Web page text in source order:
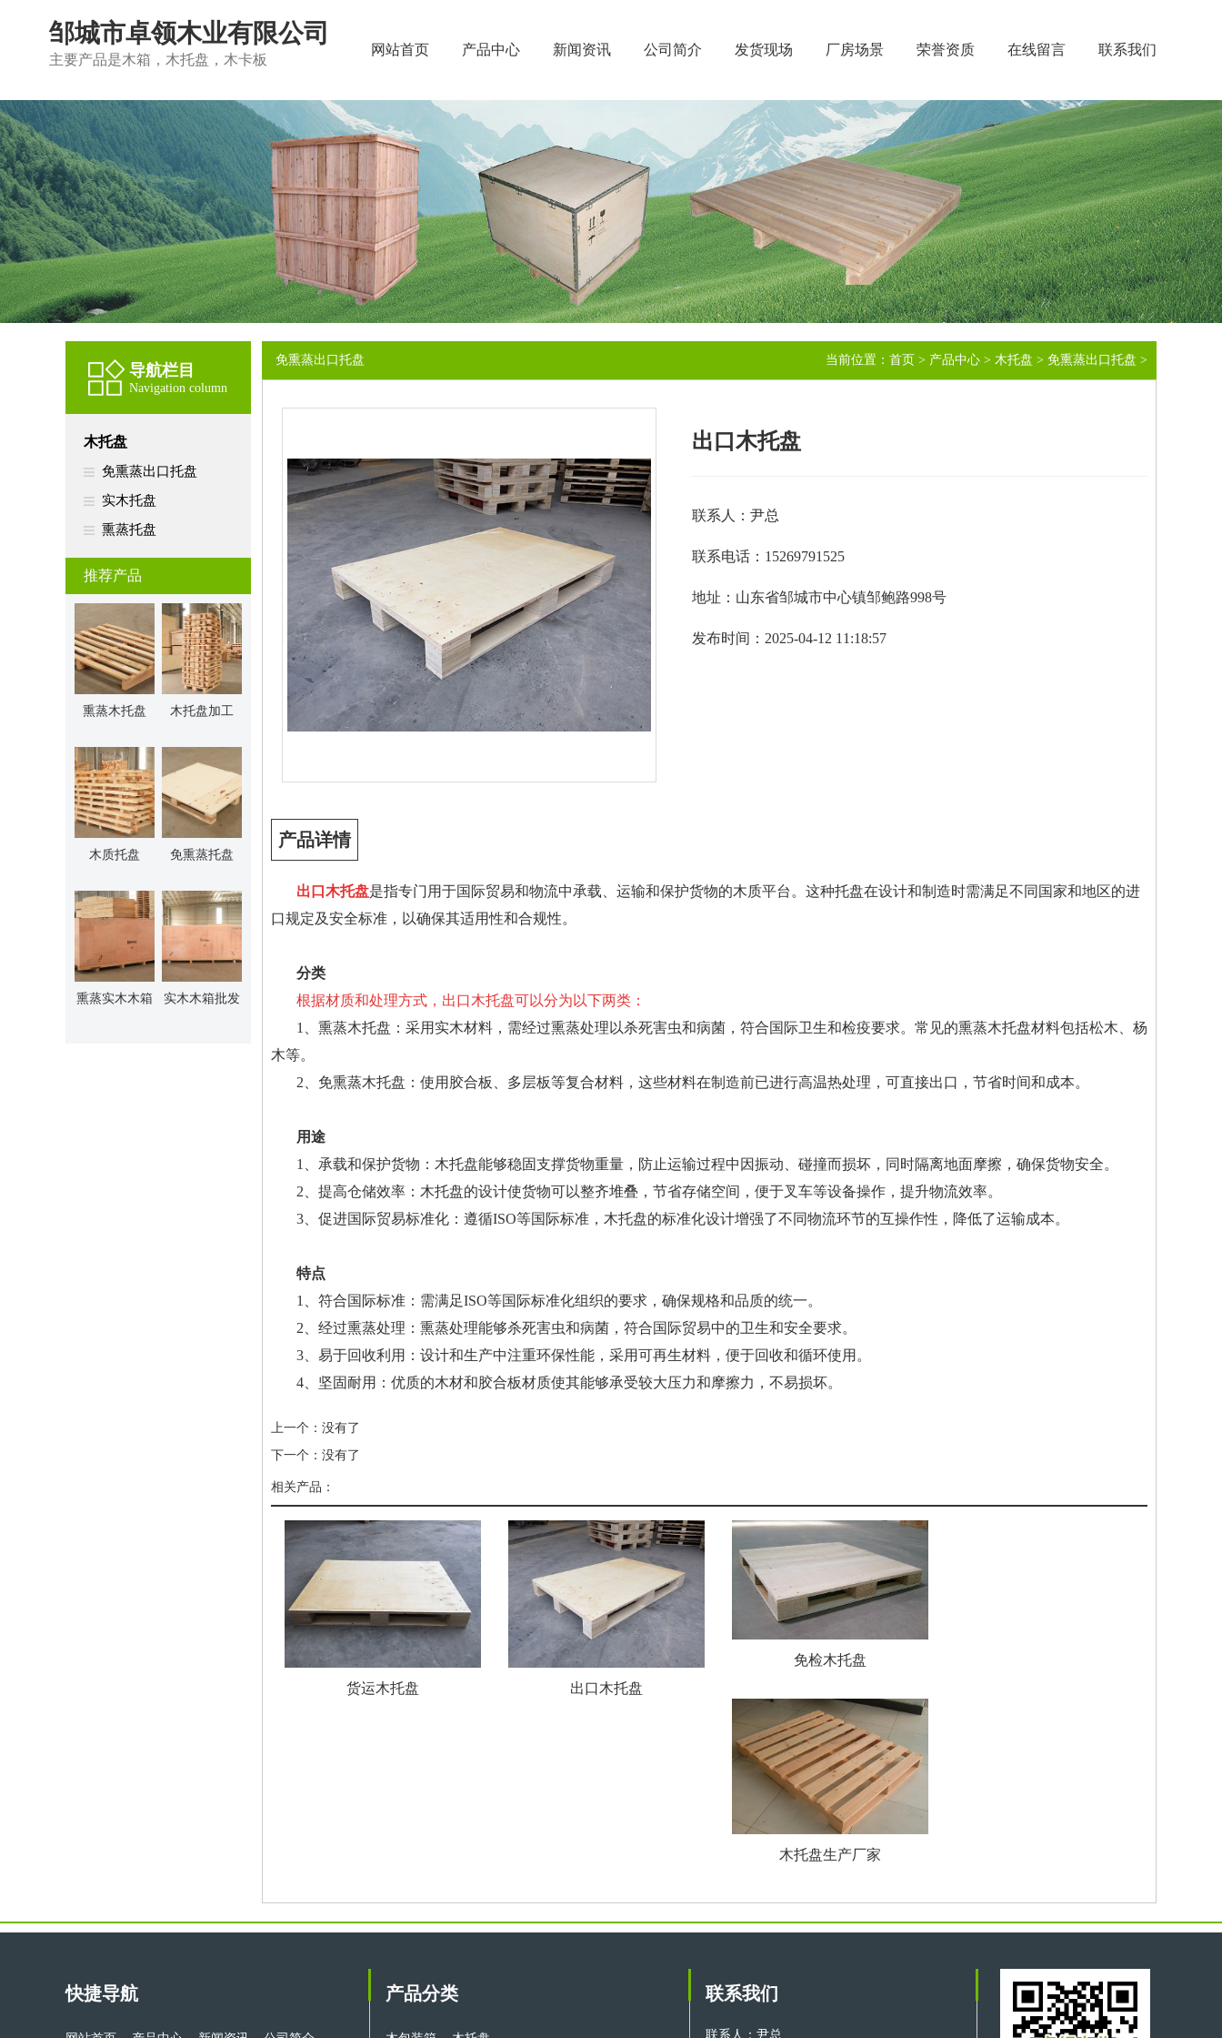
邹城市卓领木业有限公司
主要产品是木箱，木托盘，木卡板
网站首页 产品中心 新闻资讯 公司简介 发货现场 厂房场景 荣誉资质 在线留言 联系我们
导航栏目
Navigation column
木托盘
免熏蒸出口托盘
实木托盘
熏蒸托盘
推荐产品
熏蒸木托盘 木托盘加工
木质托盘 免熏蒸托盘
熏蒸实木木箱 实木木箱批发
当前位置： 首页 > 产品中心 > 木托盘 > 免熏蒸出口托盘 >
免熏蒸出口托盘
出口木托盘
联系人：尹总
联系电话：15269791525
地址：山东省邹城市中心镇邹鲍路998号
发布时间：2025-04-12 11:18:57
产品详情
出口木托盘是指专门用于国际贸易和物流中承载、运输和保护货物的木质平台。这种托盘在设计和制造时需满足不同国家和地区的进
口规定及安全标准，以确保其适用性和合规性。
分类
根据材质和处理方式，出口木托盘可以分为以下两类：
1、熏蒸木托盘：采用实木材料，需经过熏蒸处理以杀死害虫和病菌，符合国际卫生和检疫要求。常见的熏蒸木托盘材料包括松木、杨
木等。
2、免熏蒸木托盘：使用胶合板、多层板等复合材料，这些材料在制造前已进行高温热处理，可直接出口，节省时间和成本。
用途
1、承载和保护货物：木托盘能够稳固支撑货物重量，防止运输过程中因振动、碰撞而损坏，同时隔离地面摩擦，确保货物安全。
2、提高仓储效率：木托盘的设计使货物可以整齐堆叠，节省存储空间，便于叉车等设备操作，提升物流效率。
3、促进国际贸易标准化：遵循ISO等国际标准，木托盘的标准化设计增强了不同物流环节的互操作性，降低了运输成本。
特点
1、符合国际标准：需满足ISO等国际标准化组织的要求，确保规格和品质的统一。
2、经过熏蒸处理：熏蒸处理能够杀死害虫和病菌，符合国际贸易中的卫生和安全要求。
3、易于回收利用：设计和生产中注重环保性能，采用可再生材料，便于回收和循环使用。
4、坚固耐用：优质的木材和胶合板材质使其能够承受较大压力和摩擦力，不易损坏。
上一个：没有了
下一个：没有了
相关产品：
货运木托盘 出口木托盘
免检木托盘
木托盘生产厂家
快捷导航 产品分类 联系我们
联系人：尹总